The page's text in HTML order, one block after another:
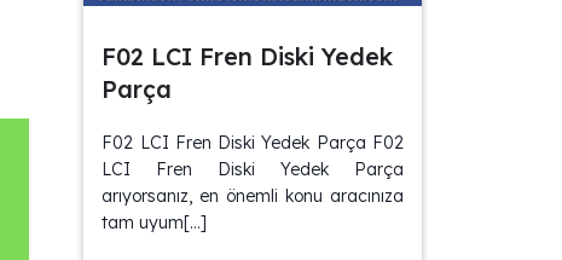
F02 LCI Fren Diski Yedek
Parça
F02 LCI Fren Diski Yedek Parça F02
LCI Fren Diski Yedek Parça
arıyorsanız, en önemli konu aracınıza
tam uyum[…]